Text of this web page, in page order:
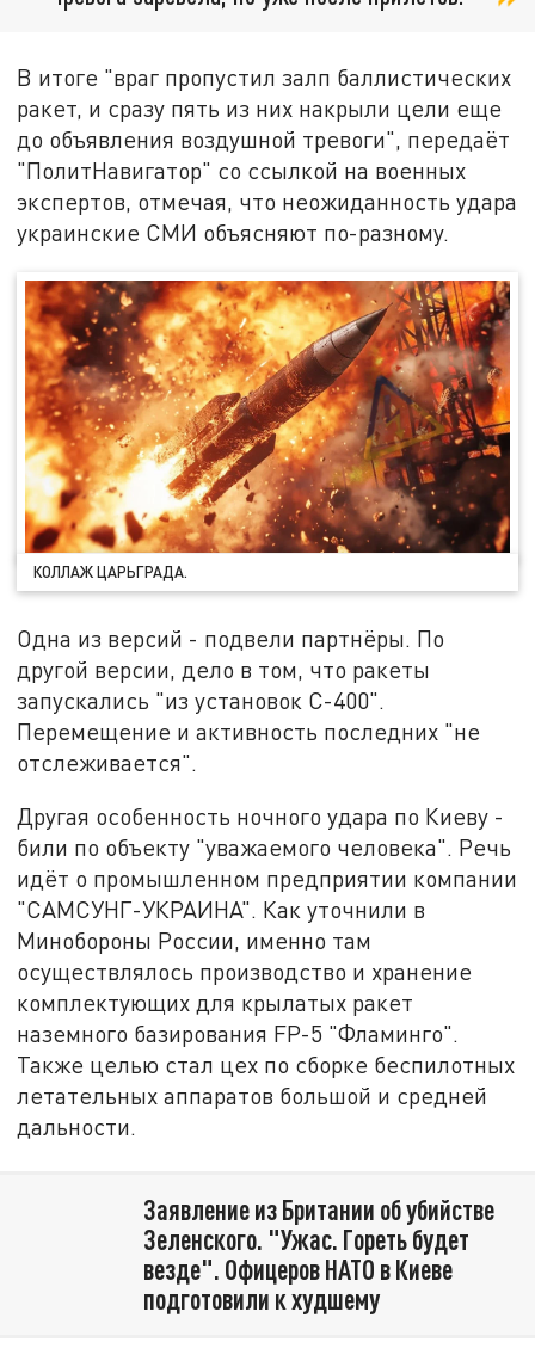
В итоге "враг пропустил залп баллистических
ракет, и сразу пять из них накрыли цели еще
до объявления воздушной тревоги", передаёт
"ПолитНавигатор" со ссылкой на военных
экспертов, отмечая, что неожиданность удара
украинские СМИ объясняют по-разному.
КОЛЛАЖ ЦАРЬГРАДА.
Одна из версий - подвели партнёры. По
другой версии, дело в том, что ракеты
запускались "из установок С-400".
Перемещение и активность последних "не
отслеживается".
Другая особенность ночного удара по Киеву -
били по объекту "уважаемого человека". Речь
идёт о промышленном предприятии компании
"САМСУНГ-УКРАИНА". Как уточнили в
Минобороны России, именно там
осуществлялось производство и хранение
комплектующих для крылатых ракет
наземного базирования FP-5 "Фламинго".
Также целью стал цех по сборке беспилотных
летательных аппаратов большой и средней
дальности.
Заявление из Британии об убийстве
Зеленского. "Ужас. Гореть будет
везде". Офицеров НАТО в Киеве
подготовили к худшему